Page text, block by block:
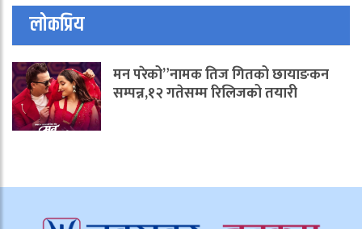
लोकप्रिय
मन परेको”नामक तिज गितको छायाङकन
सम्पन्न,१२ गतेसम्म रिलिजको तयारी